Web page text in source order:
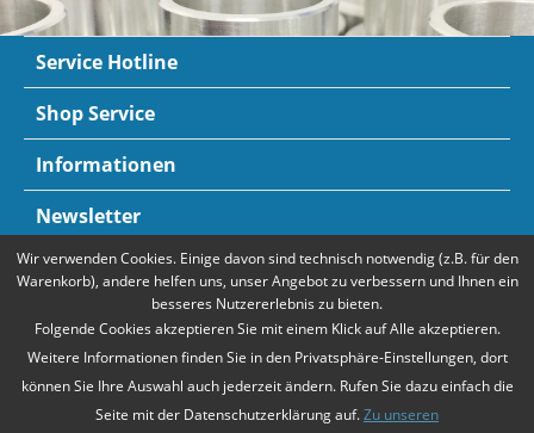
Service Hotline
Shop Service
Informationen
Newsletter
Zahlungsarten Mehr Informationen
Wir verwenden Cookies. Einige davon sind technisch notwendig (z.B. für den
Warenkorb), andere helfen uns, unser Angebot zu verbessern und Ihnen ein
besseres Nutzererlebnis zu bieten.
Folgende Cookies akzeptieren Sie mit einem Klick auf Alle akzeptieren.
Weitere Informationen finden Sie in den Privatsphäre-Einstellungen, dort
können Sie Ihre Auswahl auch jederzeit ändern. Rufen Sie dazu einfach die
Seite mit der Datenschutzerklärung auf.Zu unseren